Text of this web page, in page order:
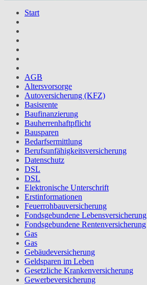
Start
AGB
Altersvorsorge
Autoversicherung (KFZ)
Basisrente
Baufinanzierung
Bauherrenhaftpflicht
Bausparen
Bedarfsermittlung
Berufs­unfähigkeitsversicherung
Datenschutz
DSL
DSL
Elektronische Unterschrift
Erstinformationen
Feuerrohbauversicherung
Fondsgebundene Lebensversicherung
Fondsgebundene Rentenversicherung
Gas
Gas
Gebäudeversicherung
Geldsparen im Leben
Gesetzliche Krankenversicherung
Gewerbeversicherung